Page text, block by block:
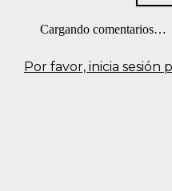
Por favor, inicia sesión
Cargando comentarios…